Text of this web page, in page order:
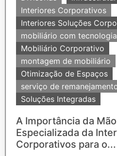
Interiores Corporativos
Interiores Soluções
mobiliário com tecnologia
Mobiliário Corporativo
montagem de mobiliário
Otimização de Espaços
serviço de
Soluções Integradas
A Importância da
Especializada da
Corporativos para o...